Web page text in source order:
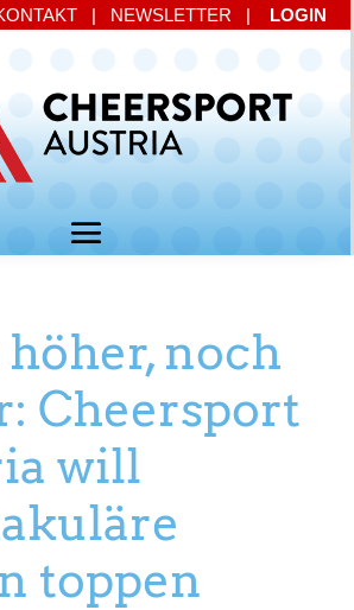
| NEWSLETTER | LOGIN
noch
Cheersport
will
toppen